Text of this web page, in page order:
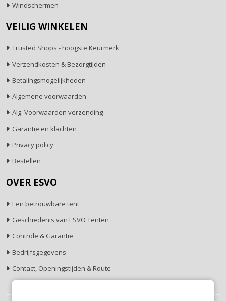
Windschermen
VEILIG WINKELEN
Trusted Shops - hoogste Keurmerk
Verzendkosten & Bezorgtijden
Betalingsmogelijkheden
Algemene voorwaarden
Alg. Voorwaarden verzending
Garantie en klachten
Privacy policy
Bestellen
OVER ESVO
Een betrouwbare tent
Geschiedenis van ESVO Tenten
Controle & Garantie
Bedrijfsgegevens
Contact, Openingstijden & Route